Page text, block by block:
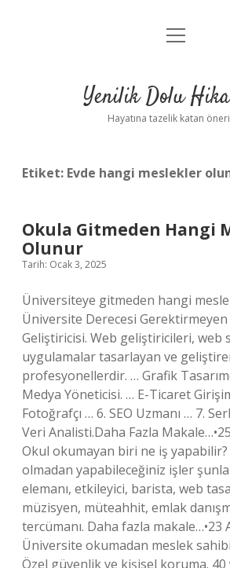
Anasayfa
Yasal Uyarı
menüyü
Yenilik Dolu
Hayatına tazelik katan
Etiket: Evde hangi meslekler
Okula Gitmeden Hangi
Olunur
Tarih: Ocak 3, 2025
Üniversiteye gitmeden hangi
Üniversite Derecesi Gerektirmeyen
Geliştiricisi. Web geliştiricileri, web
uygulamalar tasarlayan ve
profesyonellerdir. … Grafik
Medya Yöneticisi. … E-Ticaret
Fotoğrafçı … 6. SEO Uzmanı … 7.
Veri Analisti.Daha Fazla
Okul okumayan biri ne iş yapabilir?
olmadan yapabileceğiniz işler
elemanı, etkileyici, barista, web
müzisyen, müteahhit, emlak
tercümanı. Daha fazla makale…•23
Üniversite okumadan meslek
Özel güvenlik ve kişisel koruma.